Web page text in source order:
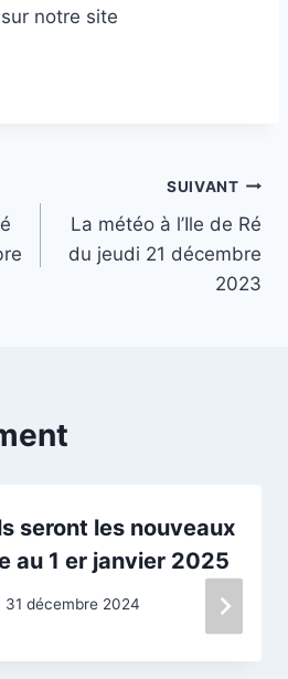
notre site
SUIVANT
La météo à l’Ile de Ré
du jeudi 21 décembre
2023
seront les nouveaux
au 1 er janvier 2025
31 décembre 2024